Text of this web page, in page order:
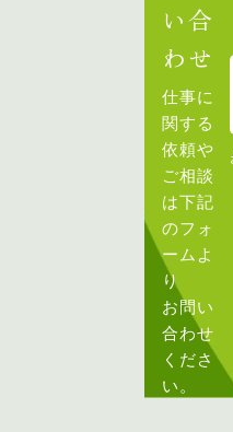
い合
わせ
仕事に
関する
依頼や
ご相談
は下記
のフォ
ームよ
り
お問い
合わせ
くださ
い。